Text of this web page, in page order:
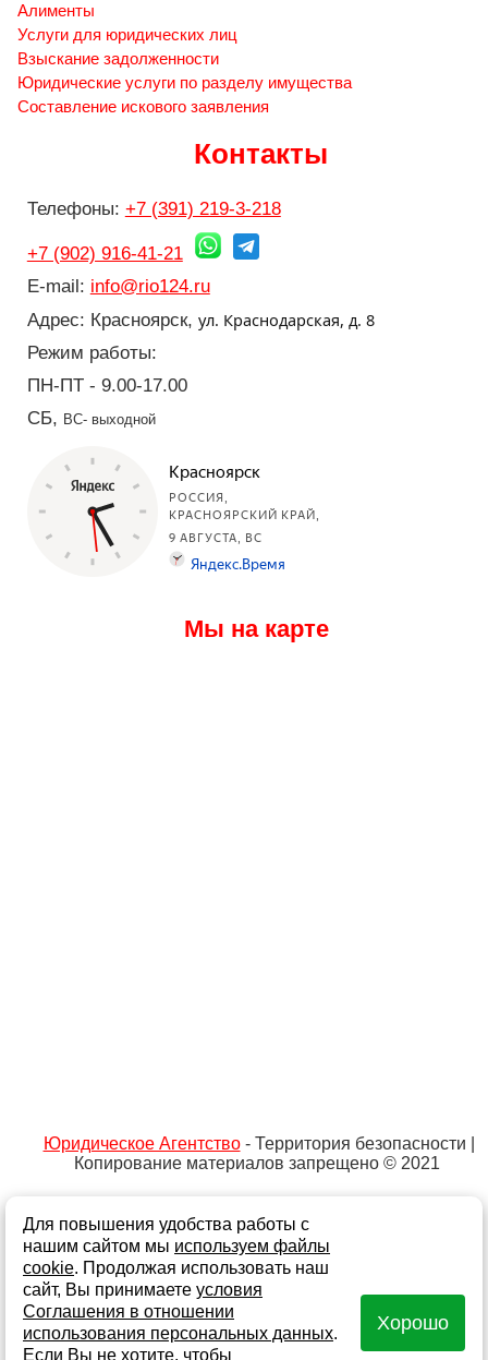
Алименты
Услуги для юридических лиц
Взыскание задолженности
Юридические услуги по разделу имущества
Составление искового заявления
Контакты
Телефоны: +7 (391) 219-3-218
+7 (902) 916-41-21
E-mail: info@rio124.ru
Адрес: Красноярск, ул. Краснодарская, д. 8
Режим работы:
ПН-ПТ - 9.00-17.00
СБ, ВС- выходной
Мы на карте
Юридическое Агентство- Территория безопасности |
Копирование материалов запрещено © 2021
Не является публичной офертой
Политика обработки персональных данных и
информации
Согласие на обработку персональных данных
Согласие на получение информационной и рекламной
рассылки
Для повышения удобства работы с
нашим сайтом мы используем файлы
cookie. Продолжая использовать наш
сайт, Вы принимаете условия
Соглашения в отношении
использования персональных данных.
Если Вы не хотите, чтобы
Хорошо